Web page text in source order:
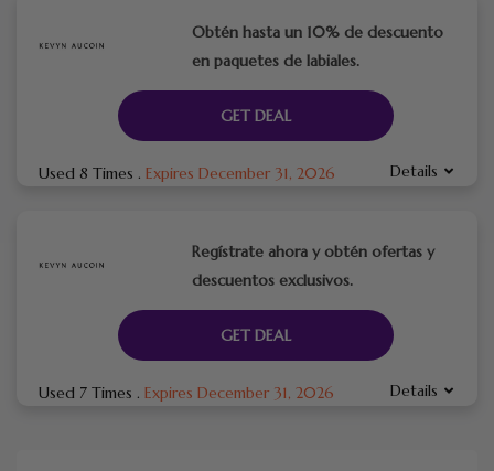
Obtén hasta un 10% de descuento
en paquetes de labiales.
GET DEAL
Used 8 Times . Expires December 31, 2026 Details
Regístrate ahora y obtén ofertas y
descuentos exclusivos.
GET DEAL
Used 7 Times . Expires December 31, 2026 Details